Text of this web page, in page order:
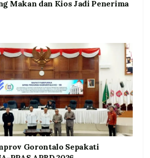
Makan dan Kios Jadi Penerima
Gorontalo Sepakati